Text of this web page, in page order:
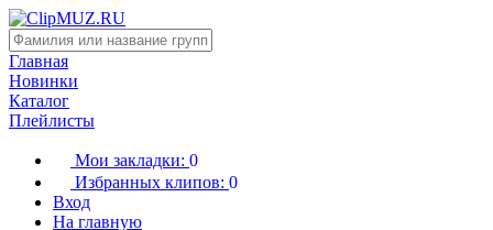
Главная
Новинки
Каталог
Плейлисты
Мои закладки: 0
Избранных клипов: 0
Вход
На главную